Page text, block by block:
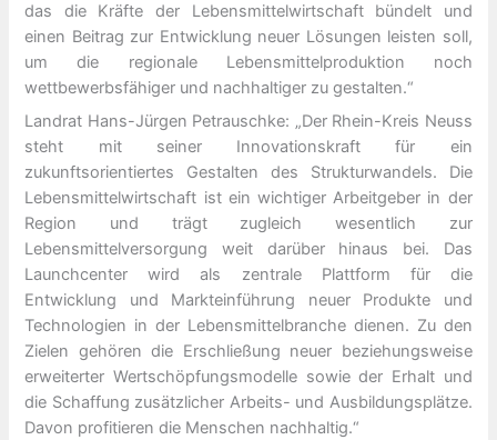
das die Kräfte der Lebensmittelwirtschaft bündelt und
einen Beitrag zur Entwicklung neuer Lösungen leisten soll,
um die regionale Lebensmittelproduktion noch
wettbewerbsfähiger und nachhaltiger zu gestalten.“
Landrat Hans-Jürgen Petrauschke: „Der Rhein-Kreis Neuss
steht mit seiner Innovationskraft für ein
zukunftsorientiertes Gestalten des Strukturwandels. Die
Lebensmittelwirtschaft ist ein wichtiger Arbeitgeber in der
Region und trägt zugleich wesentlich zur
Lebensmittelversorgung weit darüber hinaus bei. Das
Launchcenter wird als zentrale Plattform für die
Entwicklung und Markteinführung neuer Produkte und
Technologien in der Lebensmittelbranche dienen. Zu den
Zielen gehören die Erschließung neuer beziehungsweise
erweiterter Wertschöpfungsmodelle sowie der Erhalt und
die Schaffung zusätzlicher Arbeits- und Ausbildungsplätze.
Davon profitieren die Menschen nachhaltig.“